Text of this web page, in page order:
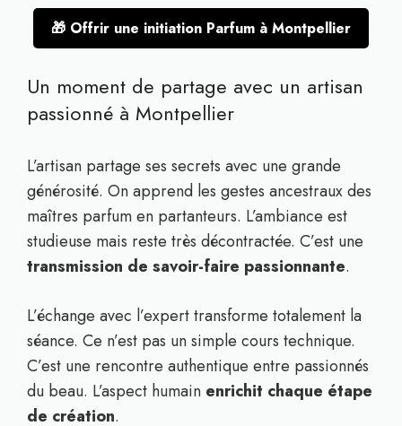
🎁 Offrir une initiation Parfum à Montpellier
Un moment de partage avec un artisan
passionné à Montpellier
L’artisan partage ses secrets avec une grande
générosité. On apprend les gestes ancestraux des
maîtres parfum en partanteurs. L’ambiance est
studieuse mais reste très décontractée. C’est une
transmission de savoir-faire passionnante.
L’échange avec l’expert transforme totalement la
séance. Ce n’est pas un simple cours technique.
C’est une rencontre authentique entre passionnés
du beau. L’aspect humain enrichit chaque étape
de création.